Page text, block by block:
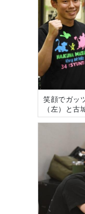
笑顔でガッ
（左）と古